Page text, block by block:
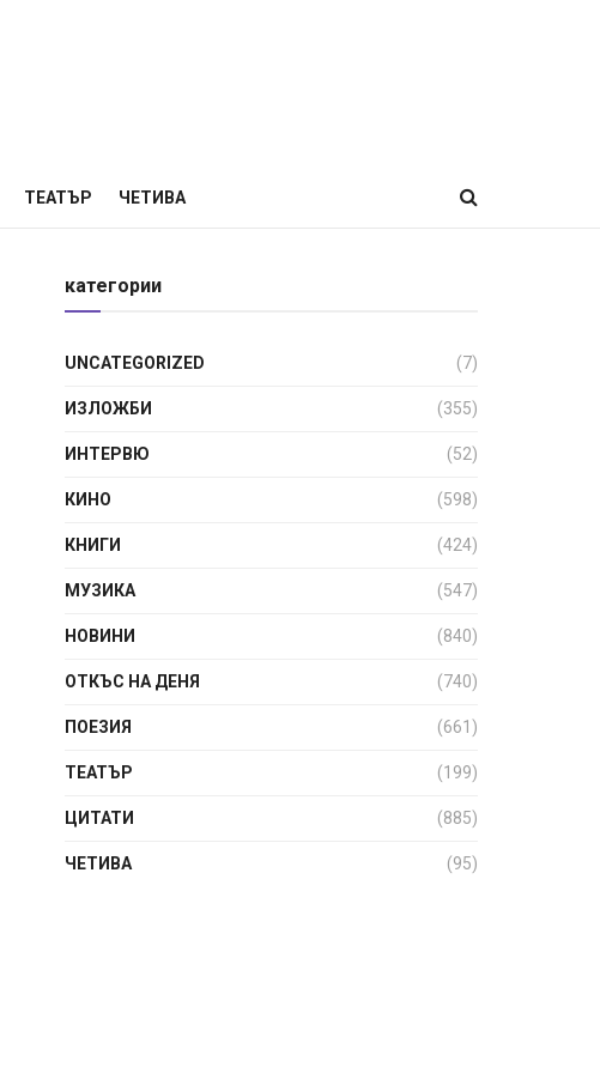
ТЕАТЪР ЧЕТИВА
категории
UNCATEGORIZED (7)
ИЗЛОЖБИ (355)
ИНТЕРВЮ (52)
КИНО (598)
КНИГИ (424)
МУЗИКА (547)
НОВИНИ (840)
ОТКЪС НА ДЕНЯ (740)
ПОЕЗИЯ (661)
ТЕАТЪР (199)
ЦИТАТИ (885)
ЧЕТИВА (95)